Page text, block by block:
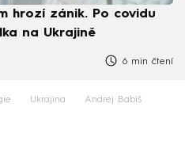
hrozí zánik. Po covidu
na Ukrajině
6 min čtení
Ukrajina Andrej Babiš